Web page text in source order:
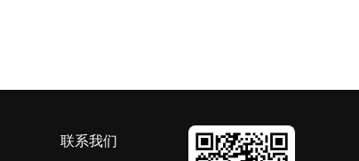
联系我们